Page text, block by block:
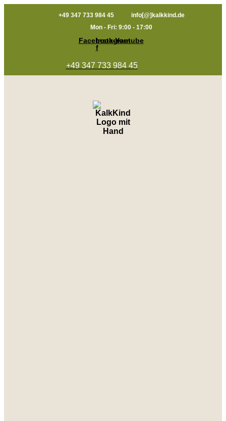
+49 347 733 984 45
info[@]kalkkind.de
Mon - Fri: 9:00 - 17:00
Facebook-
f
InstagramYoutube
+49 347 733 984 45